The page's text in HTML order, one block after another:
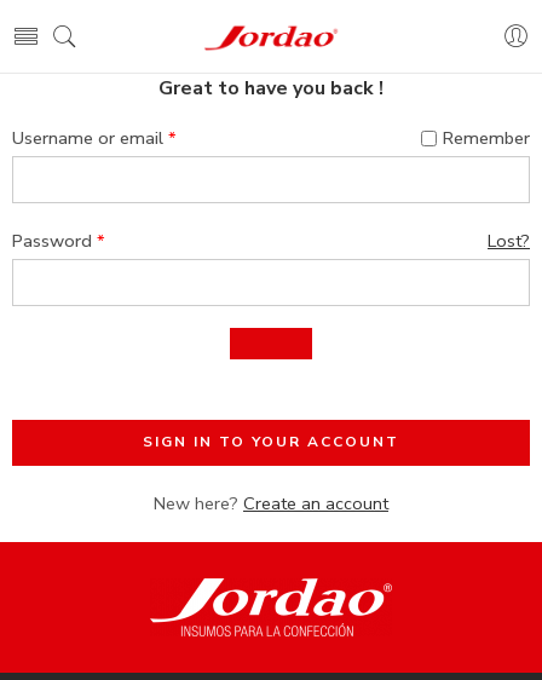
Great to have you back !
Username or email * Remember
Password * Lost?
SIGN IN TO YOUR ACCOUNT
New here? Create an account